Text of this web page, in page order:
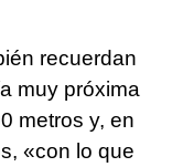
recuerdan
muy próxima
metros y, en
«con lo que